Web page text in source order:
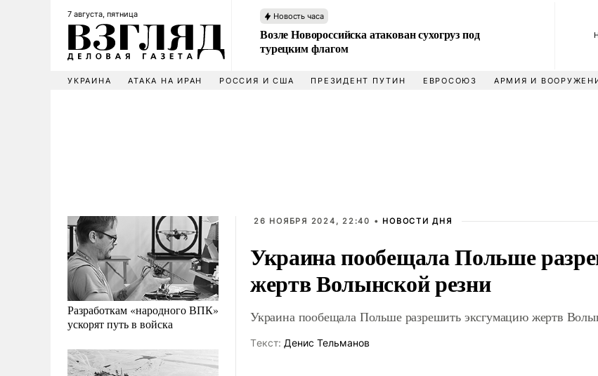
7 августа, пятница Новость часа
Возле Новороссийска атакован сухогруз под
турецким флагом
УКРАИНА АТАКА НА ИРАН РОССИЯ И США ПРЕЗИДЕНТ ПУТИН ЕВРОСОЮЗ АРМИЯ И
Разработкам «народного ВПК»
ускорят путь в войска
26 НОЯБРЯ 2024, 22:40 • НОВОСТИ ДНЯ
Украина пообещала Польше
жертв Волынской резни
Украина пообещала Польше разрешить эксгумацию жертв
Tекст: Денис Тельманов